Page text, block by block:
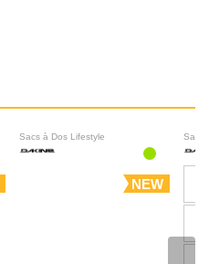
Sacs à Dos Lifestyle
NEW
Sacs